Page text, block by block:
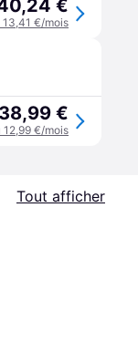
€
13,41 €/mois
38,99 €
12,99 €/mois
Tout afficher